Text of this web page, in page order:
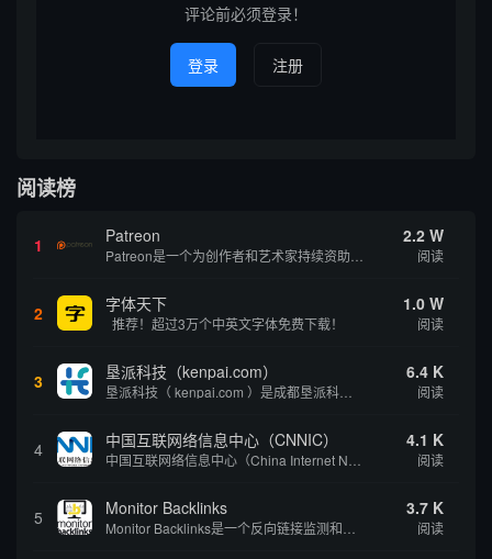
评论前必须登录！
登录 注册
阅读榜
1 Patreon 2.2 W
阅读
2 字体天下
推荐！超过3万个中英文字体免费下载！
1.0 W
阅读
3 垦派科技（kenpai.com） 6.4 K
阅读
4 中国互联网络信息中心（CNNIC） 4.1 K
阅读
5 Monitor Backlinks 3.7 K
阅读